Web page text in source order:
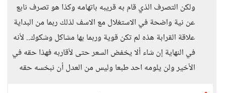
ولكن التصرف الذي قام به قريبه باتهامه وكذا هو تصرف نابع
عن نية واضحة في الاستغلال مع الاسف لذلك ربما من البداية
علاقة القرابة هذه لم تكن قوية وربما بها مشاكل وشكوك.. لأنه
في النهاية إن شاء ألا يخفض السعر حتى لأقاربه فهذا حقه في
الأخير ولن يلومه احد طبعا وليس من العدل أن نبخسه حقه